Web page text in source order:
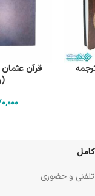
قرآن
تلفنی و حضوری